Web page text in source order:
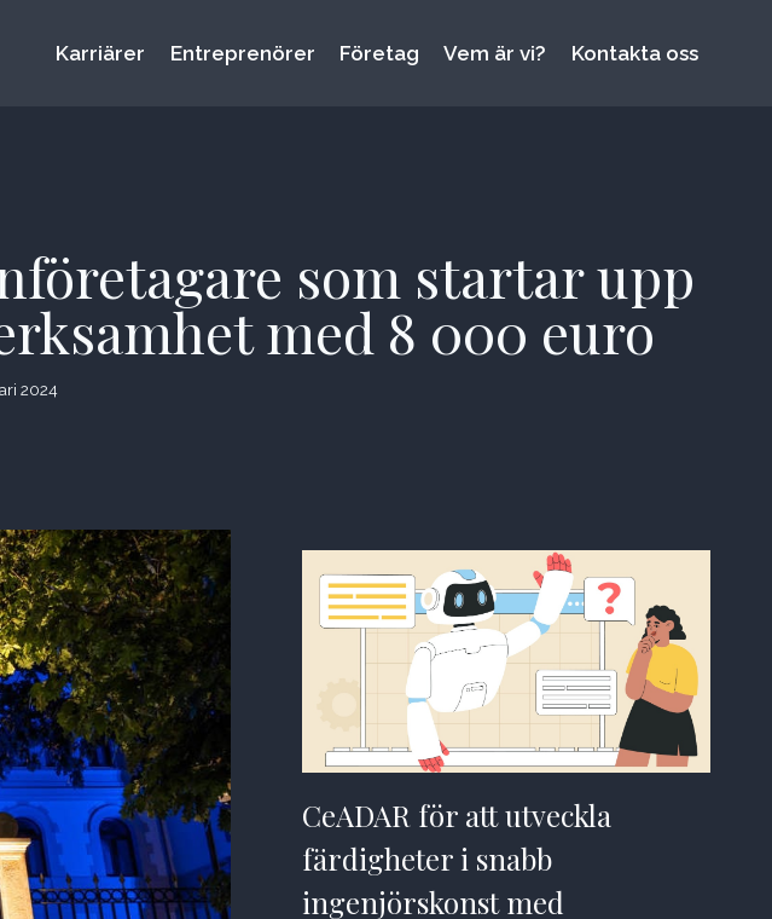
Karriärer Entreprenörer Företag Vem är vi? Kontakta oss
som startar upp
med 8 000 euro
2024
CeADAR för att utveckla
färdigheter i snabb
ingenjörskonst med